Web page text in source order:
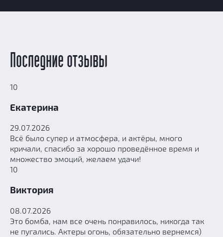
Последние отзывы
10
Екатерина
29.07.2026
Всё было супер и атмосфера, и актёры, много
кричали, спасибо за хорошо проведённое время и
множество эмоций, желаем удачи!
10
Виктория
08.07.2026
Это бомба, нам все очень понравилось, никогда так
не пугались. Актеры огонь, обязательно вернемся)